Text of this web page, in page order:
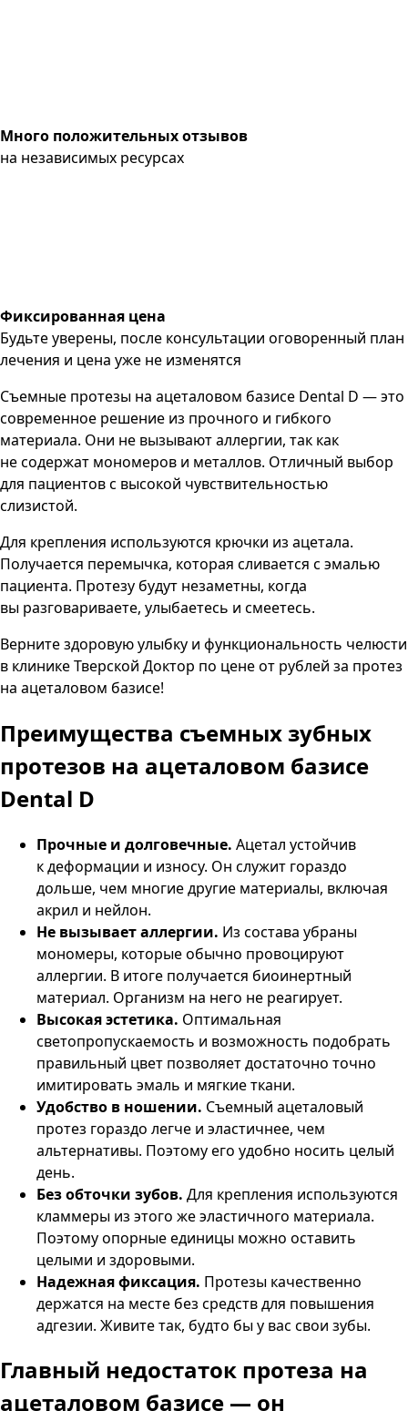
Много положительных отзывов
на независимых ресурсах
Фиксированная цена
Будьте уверены, после консультации оговоренный план
лечения и цена уже не изменятся
Съемные протезы на ацеталовом базисе Dental D — это
современное решение из прочного и гибкого
материала. Они не вызывают аллергии, так как
не содержат мономеров и металлов. Отличный выбор
для пациентов с высокой чувствительностью
слизистой.
Для крепления используются крючки из ацетала.
Получается перемычка, которая сливается с эмалью
пациента. Протезу будут незаметны, когда
вы разговариваете, улыбаетесь и смеетесь.
Верните здоровую улыбку и функциональность челюсти
в клинике Тверской Доктор по цене от рублей за протез
на ацеталовом базисе!
Преимущества съемных зубных
протезов на ацеталовом базисе
Dental D
Прочные и долговечные. Ацетал устойчив
к деформации и износу. Он служит гораздо
дольше, чем многие другие материалы, включая
акрил и нейлон.
Не вызывает аллергии. Из состава убраны
мономеры, которые обычно провоцируют
аллергии. В итоге получается биоинертный
материал. Организм на него не реагирует.
Высокая эстетика. Оптимальная
светопропускаемость и возможность подобрать
правильный цвет позволяет достаточно точно
имитировать эмаль и мягкие ткани.
Удобство в ношении. Съемный ацеталовый
протез гораздо легче и эластичнее, чем
альтернативы. Поэтому его удобно носить целый
день.
Без обточки зубов. Для крепления используются
кламмеры из этого же эластичного материала.
Поэтому опорные единицы можно оставить
целыми и здоровыми.
Надежная фиксация. Протезы качественно
держатся на месте без средств для повышения
адгезии. Живите так, будто бы у вас свои зубы.
Главный недостаток протеза на
ацеталовом базисе — он